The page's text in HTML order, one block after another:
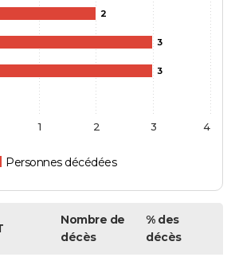
2
3
3
Personnes décédées
1 2 3 4
Nombre de
décès
% des
décès